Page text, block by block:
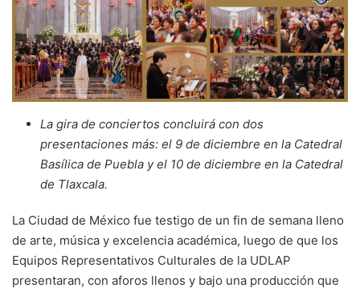
La gira de conciertos concluirá con dos
presentaciones más: el 9 de diciembre en la Catedral
Basílica de Puebla y el 10 de diciembre en la Catedral
de Tlaxcala.
La Ciudad de México fue testigo de un fin de semana lleno
de arte, música y excelencia académica, luego de que los
Equipos Representativos Culturales de la UDLAP
presentaran, con aforos llenos y bajo una producción que